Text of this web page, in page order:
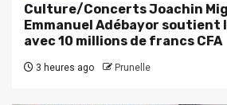
Culture/Concerts Joachin
Emmanuel Adébayor soutient
avec 10 millions de francs CFA
3 heures ago Prunelle